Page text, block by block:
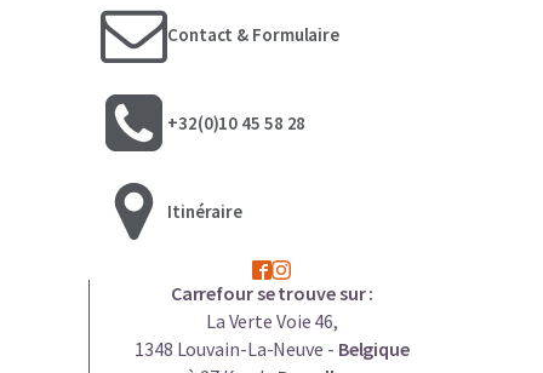
Contact & Formulaire
+32(0)10 45 58 28
Itinéraire
Carrefour se trouve sur :
La Verte Voie 46,
1348 Louvain-La-Neuve - Belgique